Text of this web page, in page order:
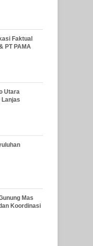
Faktual
PT PAMA
Utara
Lanjas
Mas
Koordinasi